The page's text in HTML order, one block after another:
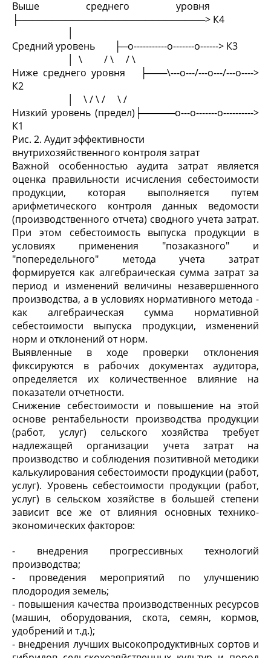
Выше среднего уровня
├────────────────────────────> К4
Средний уровень ├─o-----------o-------o------> К3
│ \ / \ / \
Ниже среднего уровня ├───\---o---/---o---/---o---->
К2
│ \ / \ / \ /
Низкий уровень (предел)├─────o---o-------o---------->
К1
Рис. 2. Аудит эффективности
внутрихозяйственного контроля затрат
Важной особенностью аудита затрат является
оценка правильности исчисления себестоимости
продукции, которая выполняется путем
арифметического контроля данных ведомости
(производственного отчета) сводного учета затрат.
При этом себестоимость выпуска продукции в
условиях применения "позаказного" и
"попередельного" метода учета затрат
формируется как алгебраическая сумма затрат за
период и изменений величины незавершенного
производства, а в условиях нормативного метода -
как алгебраическая сумма нормативной
себестоимости выпуска продукции, изменений
норм и отклонений от норм.
Выявленные в ходе проверки отклонения
фиксируются в рабочих документах аудитора,
определяется их количественное влияние на
показатели отчетности.
Снижение себестоимости и повышение на этой
основе рентабельности производства продукции
(работ, услуг) сельского хозяйства требует
надлежащей организации учета затрат на
производство и соблюдения позитивной методики
калькулирования себестоимости продукции (работ,
услуг). Уровень себестоимости продукции (работ,
услуг) в сельском хозяйстве в большей степени
зависит все же от влияния основных технико-
экономических факторов:
- внедрения прогрессивных технологий
производства;
- проведения мероприятий по улучшению
плодородия земель;
- повышения качества производственных ресурсов
(машин, оборудования, скота, семян, кормов,
удобрений и т.д.);
- внедрения лучших высокопродуктивных сортов и